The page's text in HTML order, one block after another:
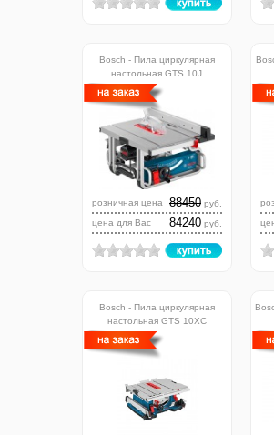
Bosch - Пила циркулярная
настольная GTS 10J
розничная цена 88450 руб.
цена для Вас
84240 руб.
Bosch - Пила циркулярная
настольная GTS 10XC